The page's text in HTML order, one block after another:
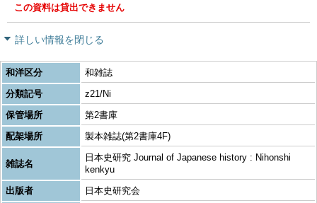
この資料は貸出できません
詳しい情報を閉じる
和洋区分
和雑誌
分類記号
z21/Ni
保管場所
第2書庫
配架場所
製本雑誌(第2書庫4F)
雑誌名
日本史研究 Journal of Japanese history : Nihonshi
kenkyu
出版者
日本史研究会